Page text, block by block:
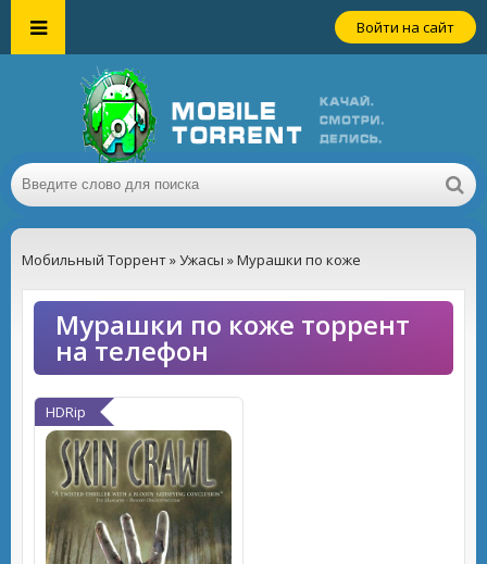
Войти на сайт
Мобильный Торрент»Ужасы » Мурашки по коже
Мурашки по коже торрент
на телефон
HDRip